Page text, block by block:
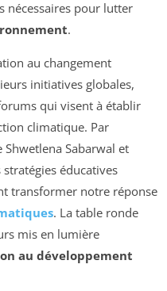
nécessaires pour lutter
.
au changement
initiatives globales,
qui visent à établir
climatique. Par
Sabarwal et
éducatives
transformer notre réponse
. La table ronde
mis en lumière
au développement